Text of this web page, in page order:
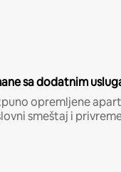
sa dodatnim
opremljene
smeštaj i